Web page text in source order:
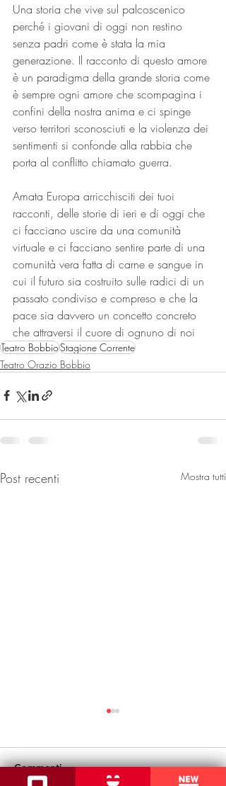
Una storia che vive sul palcoscenico
perché i giovani di oggi non restino
senza padri come è stata la mia
generazione. Il racconto di questo amore
è un paradigma della grande storia come
è sempre ogni amore che scompagina i
confini della nostra anima e ci spinge
verso territori sconosciuti e la violenza dei
sentimenti si confonde alla rabbia che
porta al conflitto chiamato guerra.
Amata Europa arricchisciti dei tuoi
racconti, delle storie di ieri e di oggi che
ci facciano uscire da una comunità
virtuale e ci facciano sentire parte di una
comunità vera fatta di carne e sangue in
cui il futuro sia costruito sulle radici di un
passato condiviso e compreso e che la
pace sia davvero un concetto concreto
che attraversi il cuore di ognuno di noi
Teatro BobbioStagione Corrente
Teatro Orazio Bobbio
Post recenti Mostra tutti
Commenti